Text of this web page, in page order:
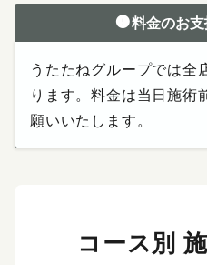
料金のお
うたたねグループでは全
ります。料金は当日施術
願いいたします。
コース別